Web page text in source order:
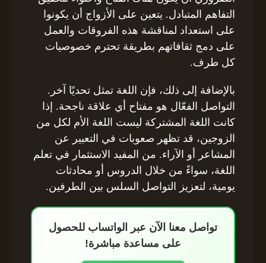
التفاهم المتبادل. يتعين على الأزواج أن يكونوا
على استعداد لمناقشة هذه الفروقات والعمل
على دمج ثقافاتهم بطريقة تحترم خصوصيات
كل طرف.
بالإضافة إلى ذلك، فإن اللغة تمثل تحديًا آخر.
التواصل الفعّال هو مفتاح أي علاقة ناجحة. إذا
كانت اللغة المشتركة ليست اللغة الأم لكل من
الزوجين، قد تظهر صعوبات في التعبير عن
المشاعر أو الآراء. من المفيد الاستثمار في تعلم
اللغة، سواءً من خلال الدروس أو محادثات
يومية، لتعزيز التواصل السلس بين الطرفين.
تواصل معنا الآن عبر الواتساب للحصول
على مساعدة مباشرة!